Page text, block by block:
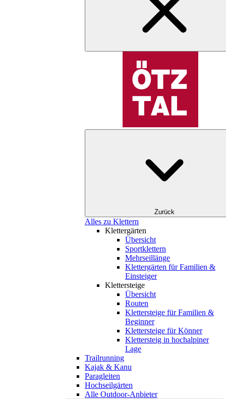
Zurück
Alles zu Klettern
Klettergärten
Übersicht
Sportklettern
Mehrseillänge
Klettergärten für Familien &
Einsteiger
Klettersteige
Übersicht
Routen
Klettersteige für Familien &
Beginner
Klettersteige für Könner
Klettersteig in hochalpiner
Lage
Trailrunning
Kajak & Kanu
Paragleiten
Hochseilgärten
Alle Outdoor-Anbieter